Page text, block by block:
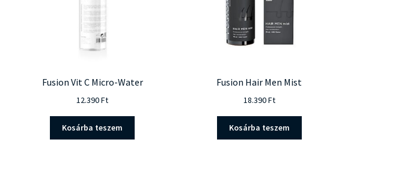
Fusion Vit C Micro-Water
12.390Ft
Kosárba teszem
Fusion Hair Men Mist
18.390Ft
Kosárba teszem